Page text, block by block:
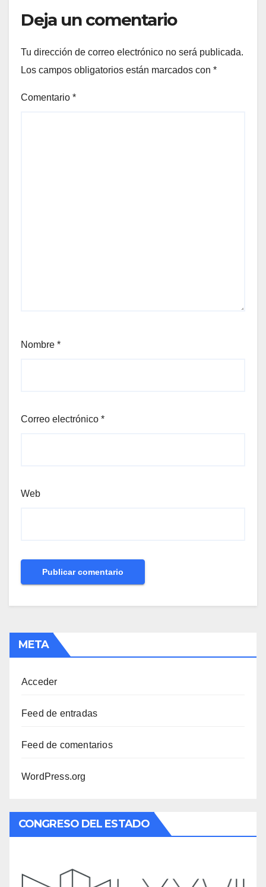
Deja un comentario
Tu dirección de correo electrónico no será publicada.
Los campos obligatorios están marcados con *
Comentario *
Nombre *
Correo electrónico *
Web
META
Acceder
Feed de entradas
Feed de comentarios
WordPress.org
CONGRESO DEL ESTADO